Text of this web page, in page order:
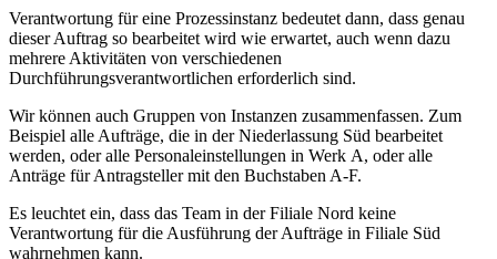
Verantwortung für eine Prozessinstanz bedeutet dann, dass genau
dieser Auftrag so bearbeitet wird wie erwartet, auch wenn dazu
mehrere Aktivitäten von verschiedenen
Durchführungsverantwortlichen erforderlich sind.
Wir können auch Gruppen von Instanzen zusammenfassen. Zum
Beispiel alle Aufträge, die in der Niederlassung Süd bearbeitet
werden, oder alle Personaleinstellungen in Werk A, oder alle
Anträge für Antragsteller mit den Buchstaben A-F.
Es leuchtet ein, dass das Team in der Filiale Nord keine
Verantwortung für die Ausführung der Aufträge in Filiale Süd
wahrnehmen kann.